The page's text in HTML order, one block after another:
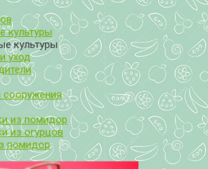
культуры
культуры
уход
сооружения
из помидор
из огурцов
помидор